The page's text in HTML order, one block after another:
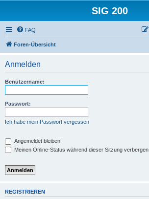
SIG 200
FAQ
Foren-Übersicht
Anmelden
Benutzername:
Passwort:
Ich habe mein Passwort vergessen
Angemeldet bleiben
Meinen Online-Status während dieser Sitzung verbergen
REGISTRIEREN